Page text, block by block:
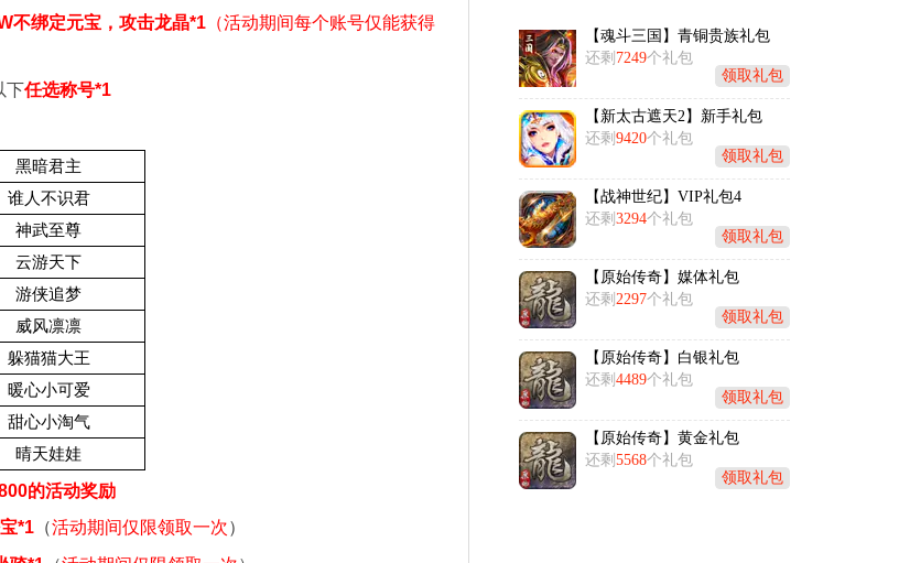
不绑定元宝，攻击龙晶*1 （活动期间每个账号仅能获得
下任选称号*1
黑暗君主
谁人不识君
神武至尊
云游天下
游侠追梦
威风凛凛
躲猫猫大王
暖心小可爱
甜心小淘气
晴天娃娃
的活动奖励
*1 （活动期间仅限领取一次）
【魂斗三国】青铜贵族礼包
还剩 7249个礼包
领取礼包
【新太古遮天2】新手礼包
还剩 9420个礼包
领取礼包
【战神世纪】VIP礼包4
还剩 3294个礼包
领取礼包
【原始传奇】媒体礼包
还剩 2297个礼包
领取礼包
【原始传奇】白银礼包
还剩 4489个礼包
领取礼包
【原始传奇】黄金礼包
还剩 5568个礼包
领取礼包